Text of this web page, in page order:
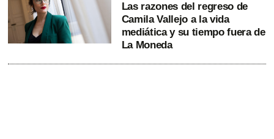
Las razones del regreso de
Camila Vallejo a la vida
mediática y su tiempo fuera de
La Moneda